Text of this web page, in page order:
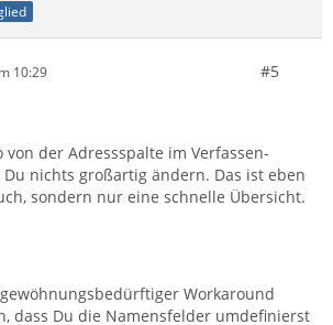
10:29 #5
der Adressspalte im Verfassen-
Du nichts großartig ändern. Das ist eben
sondern nur eine schnelle Übersicht.
gewöhnungsbedürftiger Workaround
dass Du die Namensfelder umdefinierst